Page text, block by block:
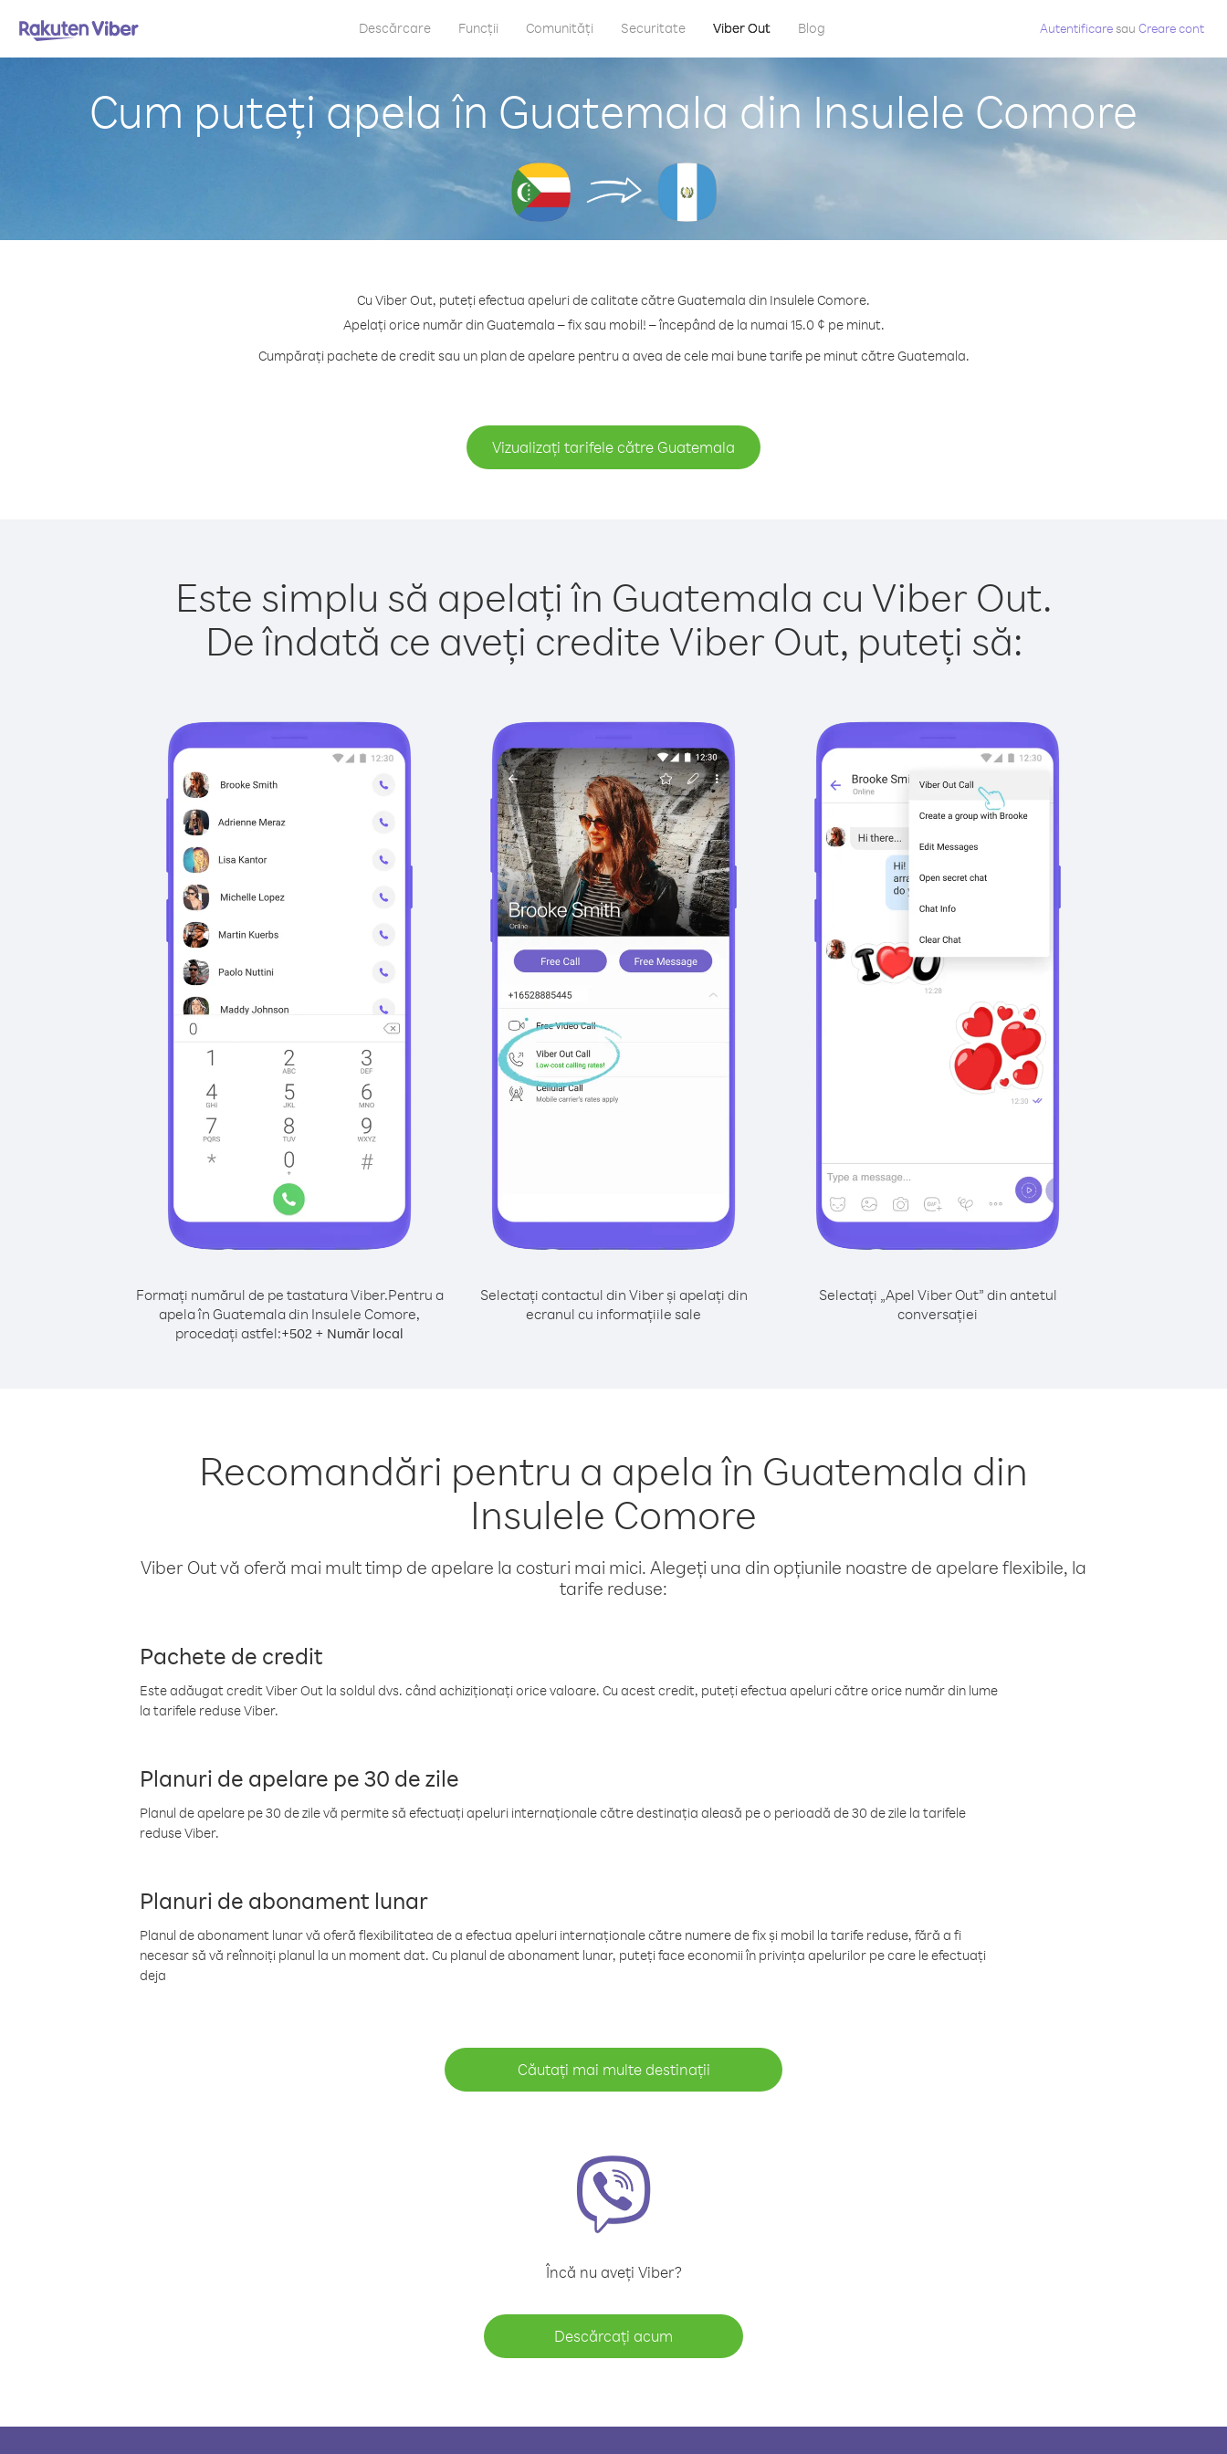
Descărcare Funcții Comunități Securitate Viber Out Blog Autentificaresau Creare cont
Cum puteți apela în Guatemala din Insulele Comore
Cu Viber Out, puteți efectua apeluri de calitate către Guatemala din Insulele Comore.
Apelați orice număr din Guatemala – fix sau mobil! – începând de la numai 15.0 ¢ pe minut.
Cumpărați pachete de credit sau un plan de apelare pentru a avea de cele mai bune tarife pe minut către Guatemala.
Vizualizați tarifele către Guatemala
Este simplu să apelați în Guatemala cu Viber Out.
De îndată ce aveți credite Viber Out, puteți să:
Formați numărul de pe tastatura Viber.Pentru a
apela în Guatemala din Insulele Comore,
procedați astfel:+502 + Număr local
Selectați contactul din Viber și apelați din
ecranul cu informațiile sale
Selectați „Apel Viber Out” din antetul
conversației
Recomandări pentru a apela în Guatemala din
Insulele Comore
Viber Out vă oferă mai mult timp de apelare la costuri mai mici. Alegeți una din opțiunile noastre de apelare flexibile, la
tarife reduse:
Pachete de credit
Este adăugat credit Viber Out la soldul dvs. când achiziționați orice valoare. Cu acest credit, puteți efectua apeluri către orice număr din lume
la tarifele reduse Viber.
Planuri de apelare pe 30 de zile
Planul de apelare pe 30 de zile vă permite să efectuați apeluri internaționale către destinația aleasă pe o perioadă de 30 de zile la tarifele
reduse Viber.
Planuri de abonament lunar
Planul de abonament lunar vă oferă flexibilitatea de a efectua apeluri internaționale către numere de fix și mobil la tarife reduse, fără a fi
necesar să vă reînnoiți planul la un moment dat. Cu planul de abonament lunar, puteți face economii în privința apelurilor pe care le efectuați
deja
Căutați mai multe destinații
Încă nu aveți Viber?
Descărcați acum